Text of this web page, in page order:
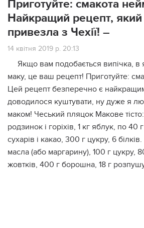
Приготуйте: смакота
Найкращий рецепт,
привезла з Чехії! –
14 квітня 2019 р. 20:13
Якщо вам подобається випічка, в
маку, це ваш рецепт! Приготуйте:
Цей рецепт безперечно є найкращим
доводилося куштувати, ну дуже я
маком! Чеський пляцок Макове
родзинок і горіхів, 1 кг яблук, по 40
сухарів і какао, 300 г цукру, 6 білків.
масла (або маргарину), 100 г цукру,
жовтків, 400 г борошна, 18 г